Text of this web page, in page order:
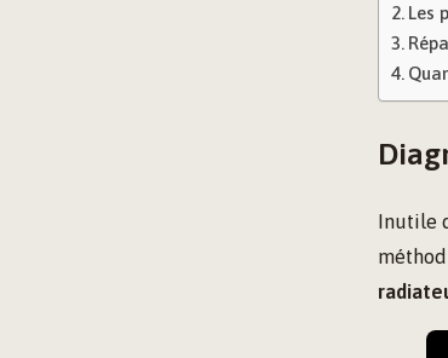
Les
Inutile